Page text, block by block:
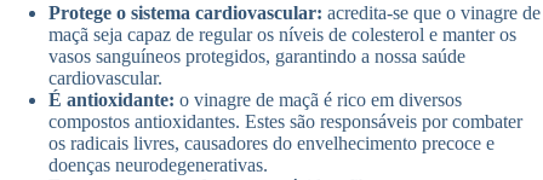
Protege o sistema cardiovascular: acredita-se que o vinagre de
maçã seja capaz de regular os níveis de colesterol e manter os
vasos sanguíneos protegidos, garantindo a nossa saúde
cardiovascular.
É antioxidante: o vinagre de maçã é rico em diversos
compostos antioxidantes. Estes são responsáveis por combater
os radicais livres, causadores do envelhecimento precoce e
doenças neurodegenerativas.